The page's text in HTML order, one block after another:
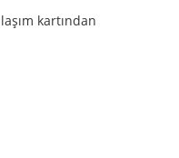
kartından